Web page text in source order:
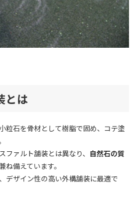
とは
粒石を骨材として樹脂で固め、コテ塗
ファルト舗装とは異なり、 自然石の質
ね備えています。
デザイン性の高い外構舗装に最適で